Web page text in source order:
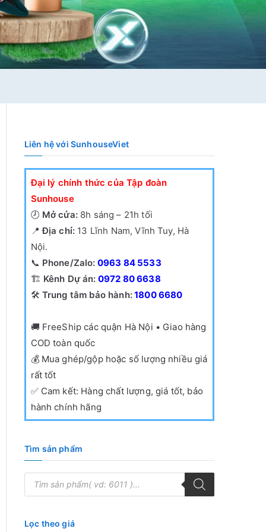
Liên hệ với SunhouseViet
Đại lý chính thức của Tập đoàn
Sunhouse
🕗 Mở cửa:8h sáng – 21h tối
📍Địa chỉ: 13 Lĩnh Nam, Vĩnh Tuy, Hà
Nội.
📞 Phone/Zalo: 0963 84 5533
🏗️ Kênh Dự án: 0972 80 6638
🛠️ Trung tâm bảo hành:1800 6680
🚚 FreeShip các quận Hà Nội • Giao hàng
COD toàn quốc
💰 Mua ghép/gộp hoặc số lượng nhiều giá
rất tốt
✅ Cam kết: Hàng chất lượng, giá tốt, bảo
hành chính hãng
Tìm sản phẩm
T
m
ếLọc theo giá